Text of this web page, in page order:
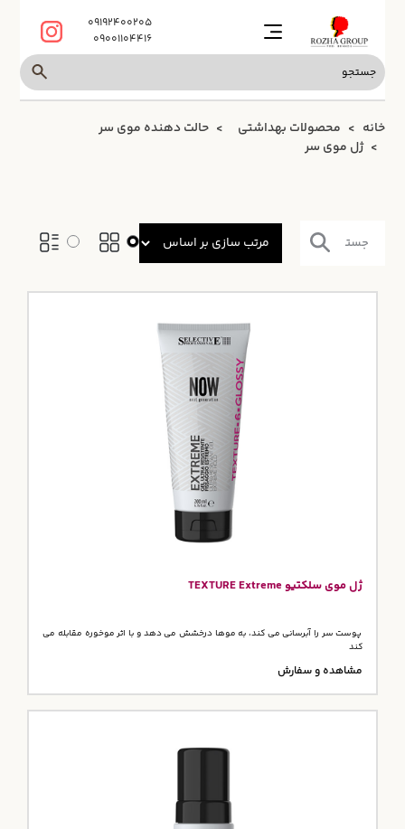
09192400205
09001104416
خانه محصولات بهداشتی
حالت دهنده موی سر
ژل موی سر
ژل موی سلکتیو TEXTURE Extreme
پوست سر را آبرسانی می کند، به موها درخشش می دهد و با اثر موخوره مقابله می
کند
مشاهده و سفارش